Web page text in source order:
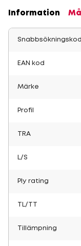
Information
Snabbsökningskod
EAN kod
Märke
Profil
TRA
L/S
Ply rating
TL/TT
Tillämpning